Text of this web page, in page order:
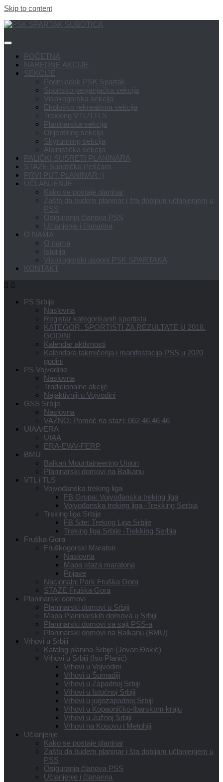
Skip to content
POČETNA
NAREDNE AKCIJE
SEKCIJE
Podmladak PSK Spartak
Sportsko penjanjačka sekcija
Visokogorska sekcija
Ekološko rekreativna sekcija
Trekking VTL/TTLS
Planinarska sekcija
Orijentiring sekcija
Skyrunning sekcija
Alpinistička sekcija
PALIČKI SUSRETI PLANINARA
STAZE Subotička Peščara
PRVI PUT PLANINAR ;)
UČLANJENJE
Kako se postaje planinar
Zašto da budem planinar i šta dobijam učlanjenjem u
PSS
Osiguranja članova PSS
Učlanjenje i članarina
O NAMA
O nama
Istorija
Visokogorski usponi PSK SPARTAKA
KONTAKT
PS Srbije
Naslovna
Registar kategorisanih sportista
KATEGOR. SPORTISTI ZA REZULTATE U 2018.
GODINI
Kalendar aktivnosti
Kalendara takmičenja i manifestacija PSS u 2020
godini
PS Vojvodine
Naslovna
Tradicionalne akcije
Najaktivniji u Vojvodini
GSS Srbije
Naslovna
VAŽNO: Pomoć na stazi: 062 46 46 46
UIAA/ERA
UIAA
ERA-EWV-FERP
BMU
Balkan Mountaineering Union
Planinarski domovi na Balkanu
VTL i TLS
Vojvođanska treking liga
FB Grupa: Vojvođanska treking liga
Vojvođanska treking liga -Trekking Serbia
Treking liga Srbije
FB Site: Treking Liga Srbije
Treking liga Srbije -Trekking Serbia
Fruška Gora
Fruškogorski Maraton
Naslovna
Mapa staza maratona
Prijave
Nacionalni Park Fruška Gora
STAZE Fruška Gora
Planinarski domovi
Planinarski domovi u Srbiji
Mapa Planinarskih domova u Srbiji
Planinarski domovi sa sajt PSS-a
Planinarski domovi na Balkanu (BMU)
Vrhovi u Srbiji
Katalog planina Srbije (Jovan Đokić)
Vrhovi u Srbiji (Iso Planić)
Vrhovi u Vojvodini
Vrhovi u Šumadiji
Vrhovi u Zapadnoj Srbiji
Vrhovi u Istočnoj Srbiji
Vrhovi u jugozapadnoj Srbiji
Vrhovi u Kopaoničko-Ibarskom kraju
Vrhovi u Južnoj Srbiji
Vrhovi na Kosovu i Metohiji
Učlanjenje
Kako se postaje planinar
Zašto da budem planinar i šta dobijam učlanjenjem u
PSS
Osiguranja članova PSS
Učlanjenje i članarina